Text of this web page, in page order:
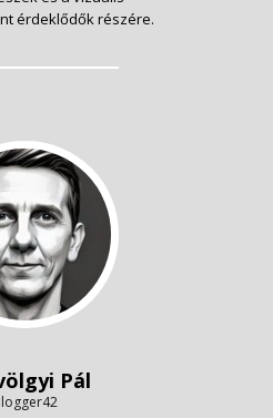
érdeklődők részére.
Pál